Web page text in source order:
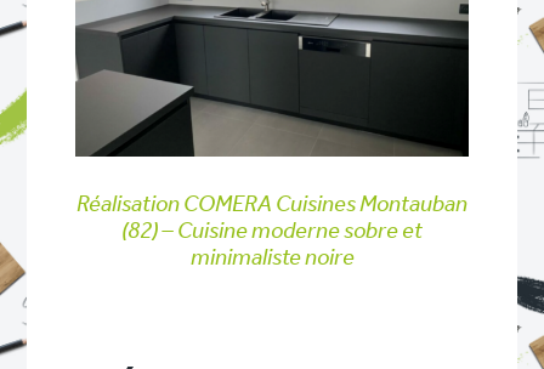
Réalisation COMERA Cuisines Montauban
(82) – Cuisine moderne sobre et
minimaliste noire